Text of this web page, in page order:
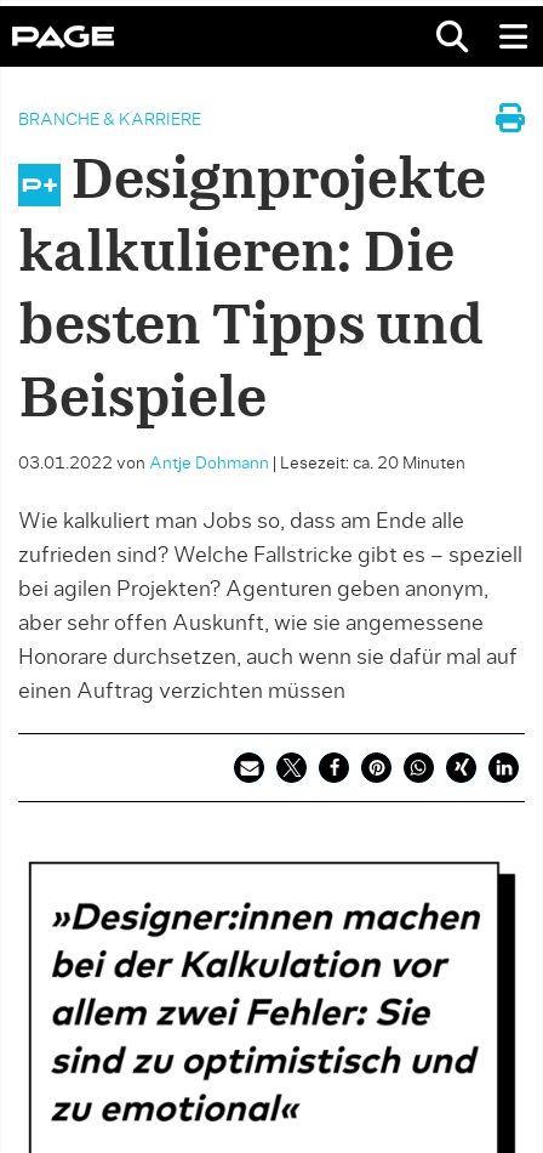
BRANCHE & KARRIERE
Designprojekte
kalkulieren: Die
besten Tipps und
Beispiele
03.01.2022 von Antje Dohmann Lesezeit: ca. 20 Minuten
Wie kalkuliert man Jobs so, dass am Ende alle
zufrieden sind? Welche Fallstricke gibt es – speziell
bei agilen Projekten? Agenturen geben anonym,
aber sehr offen Auskunft, wie sie angemessene
Honorare durchsetzen, auch wenn sie dafür mal auf
einen Auftrag verzichten müssen